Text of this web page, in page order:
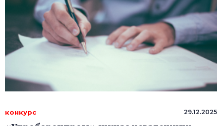
конкурс 29.12.2025